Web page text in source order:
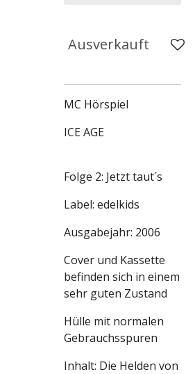
Ausverkauft
MC Hörspiel
ICE AGE
Folge 2: Jetzt taut´s
Label: edelkids
Ausgabejahr: 2006
Cover und Kassette
befinden sich in einem
sehr guten Zustand
Hülle mit normalen
Gebrauchsspuren
Inhalt: Die Helden von